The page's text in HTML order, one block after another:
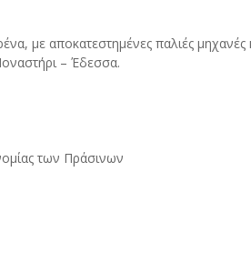
με αποκατεστημένες παλιές
– Έδεσσα.
των Πράσινων